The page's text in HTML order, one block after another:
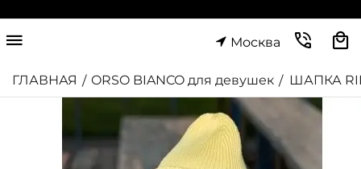
Москва
ГЛАВНАЯ / ORSO BIANCO для девушек / ШАПКА